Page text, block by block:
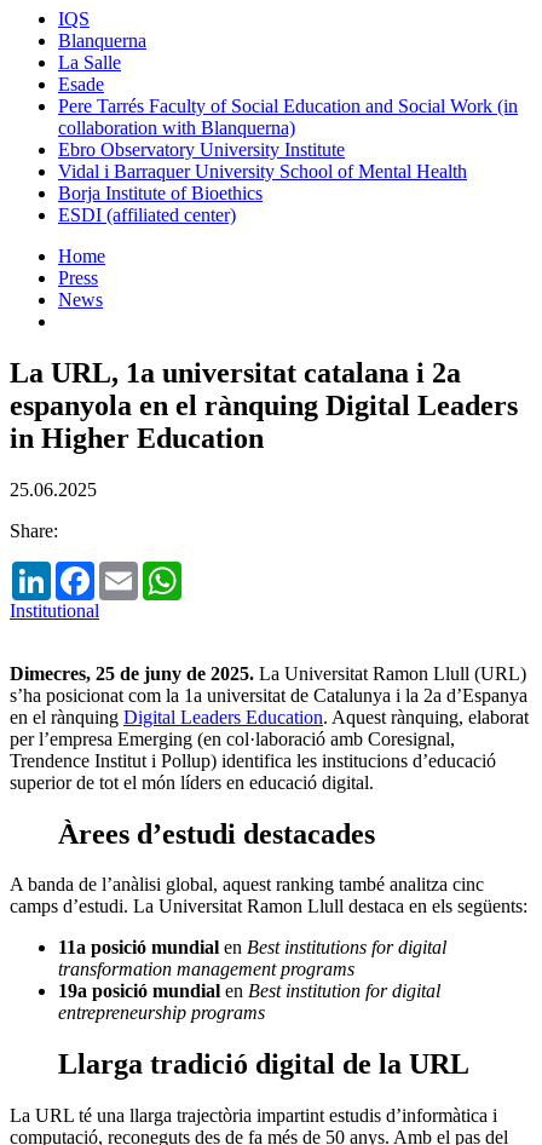
IQS
Blanquerna
La Salle
Esade
Pere Tarrés Faculty of Social Education and Social Work (in
collaboration with Blanquerna)
Ebro Observatory University Institute
Vidal i Barraquer University School of Mental Health
Borja Institute of Bioethics
ESDI (affiliated center)
Home
Press
News
La URL, 1a universitat catalana i 2a
espanyola en el rànquing Digital Leaders
in Higher Education
25.06.2025
Share:
LinkedInFacebook
Email
Institutional
Dimecres, 25 de juny de 2025. La Universitat Ramon Llull (URL)
s’ha posicionat com la 1a universitat de Catalunya i la 2a d’Espanya
en el rànquing Digital Leaders Education. Aquest rànquing, elaborat
per l’empresa Emerging (en col·laboració amb Coresignal,
Trendence Institut i Pollup) identifica les institucions d’educació
superior de tot el món líders en educació digital.
Àrees d’estudi destacades
A banda de l’anàlisi global, aquest ranking també analitza cinc
camps d’estudi. La Universitat Ramon Llull destaca en els següents:
11a posició mundial en Best institutions for digital
transformation management programs
19a posició mundial en Best institution for digital
entrepreneurship programs
Llarga tradició digital de la URL
La URL té una llarga trajectòria impartint estudis d’informàtica i
computació, reconeguts des de fa més de 50 anys. Amb el pas del